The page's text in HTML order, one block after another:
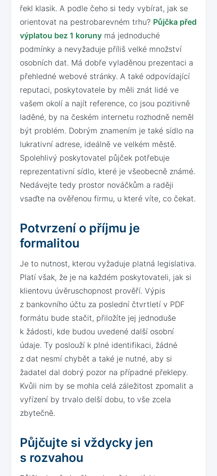
řekl klasik. A podle čeho si tedy vybírat, jak se
orientovat na pestrobarevném trhu? Půjčka před
výplatou bez 1 koruny má jednoduché
podmínky a nevyžaduje příliš velké množství
osobních dat. Má dobře vyladěnou prezentaci a
přehledné webové stránky. A také odpovídající
reputaci, poskytovatele by měli znát lidé ve
vašem okolí a najít reference, co jsou pozitivně
laděné, by na českém internetu rozhodně neměl
být problém. Dobrým znamením je také sídlo na
lukrativní adrese, ideálně ve velkém městě.
Spolehlivý poskytovatel půjček potřebuje
reprezentativní sídlo, které je všeobecně známé.
Nedávejte tedy prostor nováčkům a raději
vsaďte na ověřenou firmu, u které víte, co čekat.
Potvrzení o příjmu je
formalitou
Je to nutnost, kterou vyžaduje platná legislativa.
Platí však, že je na každém poskytovateli, jak si
klientovu úvěruschopnost prověří. Výpis
z bankovního účtu za poslední čtvrtletí v PDF
formátu bude stačit, přiložíte jej jednoduše
k žádosti, kde budou uvedené další osobní
údaje. Ty poslouží k plné identifikaci, žádné
z dat nesmí chybět a také je nutné, aby si
žadatel dal dobrý pozor na případné překlepy.
Kvůli nim by se mohla celá záležitost zpomalit a
vyřízení by trvalo delší dobu, to vše zcela
zbytečně.
Půjčujte si vždycky jen
s rozvahou